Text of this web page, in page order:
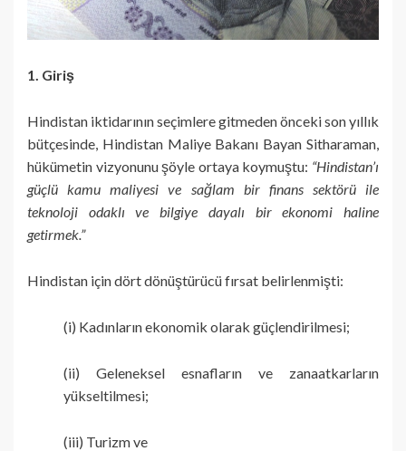
1. Giriş
Hindistan iktidarının seçimlere gitmeden önceki son yıllık
bütçesinde, Hindistan Maliye Bakanı Bayan Sitharaman,
hükümetin vizyonunu şöyle ortaya koymuştu: “Hindistan’ı
güçlü kamu maliyesi ve sağlam bir finans sektörü ile
teknoloji odaklı ve bilgiye dayalı bir ekonomi haline
getirmek.”
Hindistan için dört dönüştürücü fırsat belirlenmişti:
(i) Kadınların ekonomik olarak güçlendirilmesi;
(ii) Geleneksel esnafların ve zanaatkarların
yükseltilmesi;
(iii) Turizm ve